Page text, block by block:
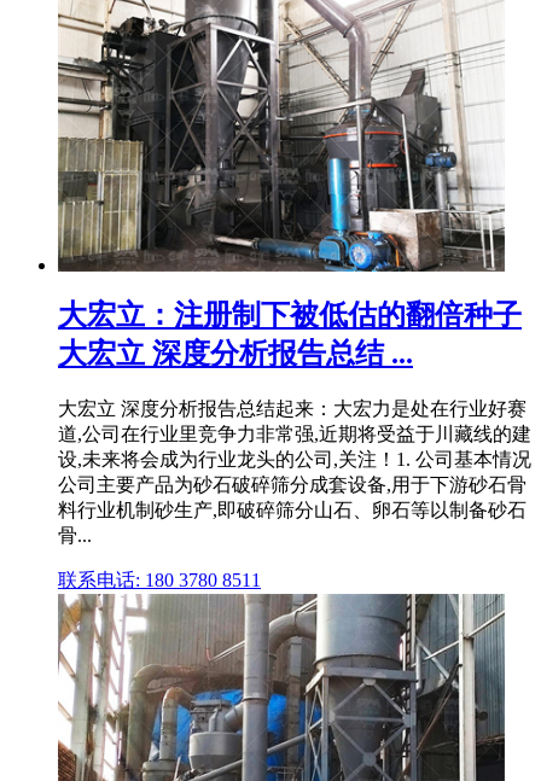
大宏立：注册制下被低估的翻倍种子
大宏立 深度分析报告总结 ...
大宏立 深度分析报告总结起来：大宏力是处在行业好赛
道,公司在行业里竞争力非常强,近期将受益于川藏线的建
设,未来将会成为行业龙头的公司,关注！1. 公司基本情况
公司主要产品为砂石破碎筛分成套设备,用于下游砂石骨
料行业机制砂生产,即破碎筛分山石、卵石等以制备砂石
骨...
联系电话: 180 3780 8511